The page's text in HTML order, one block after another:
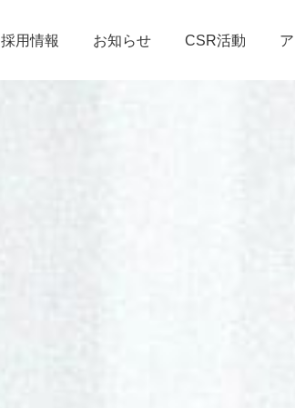
採用情報 お知らせ CSR活動